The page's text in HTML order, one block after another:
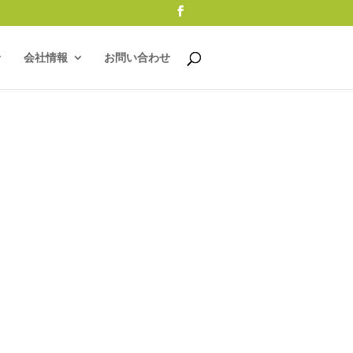
会社情報 お問い合わせ